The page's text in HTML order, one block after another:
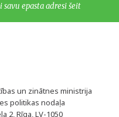
un zinātnes ministrija
politikas nodaļa
2, Rīga, LV-1050